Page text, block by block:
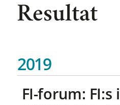
Resultat
2019
FI-forum: